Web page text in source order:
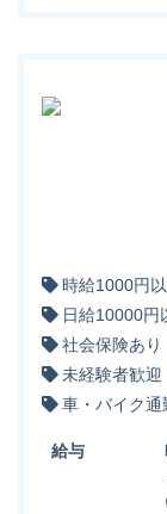
時給1000円
日給10000円
社会保険あり
未経験者歓迎
車・バイク通
給与